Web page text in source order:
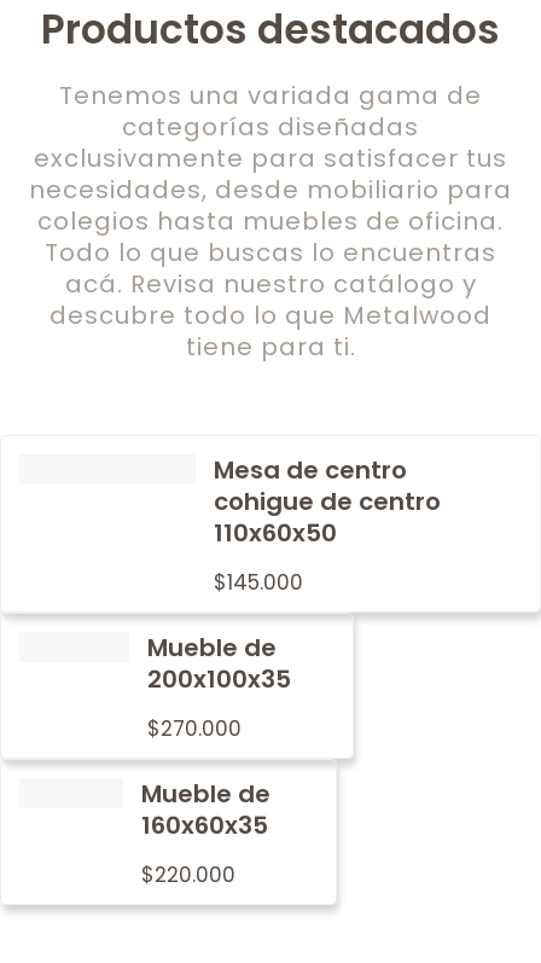
Productos destacados
Tenemos una variada gama de
categorías diseñadas
exclusivamente para satisfacer tus
necesidades, desde mobiliario para
colegios hasta muebles de oficina.
Todo lo que buscas lo encuentras
acá. Revisa nuestro catálogo y
descubre todo lo que Metalwood
tiene para ti.
Mesa de centro
cohigue de centro
110x60x50
$145.000
Mueble de
200x100x35
$270.000
Mueble de
160x60x35
$220.000